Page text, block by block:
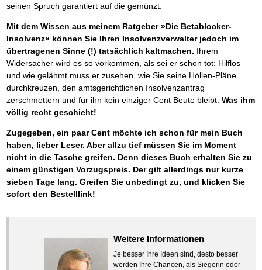
seinen Spruch garantiert auf die gemünzt.
Mit dem Wissen aus meinem Ratgeber »Die Betablocker-
Insolvenz« können Sie Ihren Insolvenzverwalter jedoch im
übertragenen Sinne (!) tatsächlich kaltmachen. Ihrem
Widersacher wird es so vorkommen, als sei er schon tot: Hilflos
und wie gelähmt muss er zusehen, wie Sie seine Höllen-Pläne
durchkreuzen, den amtsgerichtlichen Insolvenzantrag
zerschmettern und für ihn kein einziger Cent Beute bleibt. Was ihm
völlig recht geschieht!
Zugegeben, ein paar Cent möchte ich schon für mein Buch
haben, lieber Leser. Aber allzu tief müssen Sie im Moment
nicht in die Tasche greifen. Denn dieses Buch erhalten Sie zu
einem günstigen Vorzugspreis. Der gilt allerdings nur kurze
sieben Tage lang. Greifen Sie unbedingt zu, und klicken Sie
sofort den Bestelllink!
Weitere Informationen
Je besser Ihre Ideen sind, desto besser
werden Ihre Chancen, als Siegerin oder